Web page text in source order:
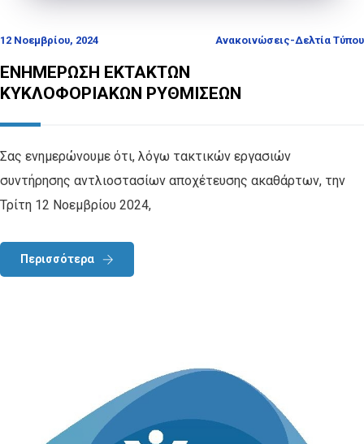
12 Νοεμβρίου, 2024 Ανακοινώσεις-Δελτία Τύπου
ΕΝΗΜΕΡΩΣΗ ΕΚΤΑΚΤΩΝ
ΚΥΚΛΟΦΟΡΙΑΚΩΝ ΡΥΘΜΙΣΕΩΝ
Σας ενημερώνουμε ότι, λόγω τακτικών εργασιών
συντήρησης αντλιοστασίων αποχέτευσης ακαθάρτων, την
Τρίτη 12 Νοεμβρίου 2024,
Περισσότερα